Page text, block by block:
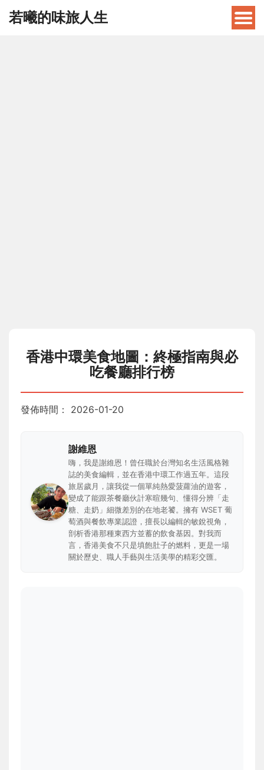
若曦的味旅人生
香港中環美食地圖：終極指南與必
吃餐廳排行榜
發佈時間： 2026-01-20
謝維恩
嗨，我是謝維恩！曾任職於台灣知名生活風格雜
誌的美食編輯，並在香港中環工作過五年。這段
旅居歲月，讓我從一個單純熱愛菠蘿油的遊客，
變成了能跟茶餐廳伙計寒暄幾句、懂得分辨「走
糖、走奶」細微差別的在地老饕。擁有 WSET 葡
萄酒與餐飲專業認證，擅長以編輯的敏銳視角，
剖析香港那種東西方並蓄的飲食基因。對我而
言，香港美食不只是填飽肚子的燃料，更是一場
關於歷史、職人手藝與生活美學的精彩交匯。